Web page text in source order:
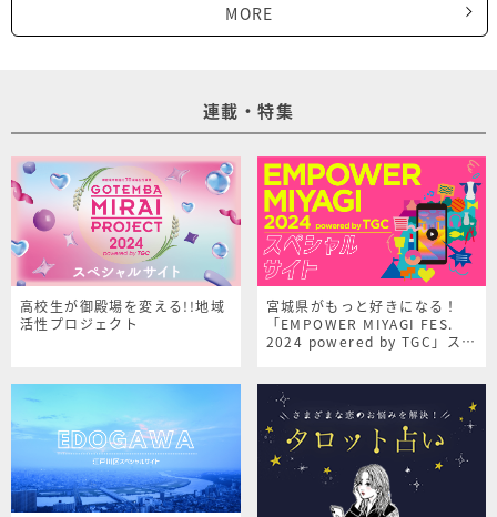
MORE
連載・特集
高校生が御殿場を変える!!地域
活性プロジェクト
宮城県がもっと好きになる！
「EMPOWER MIYAGI FES.
2024 powered by TGC」スペ